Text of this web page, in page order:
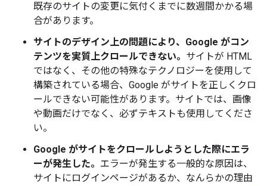
既存のサイトの変更に気付くまでに数週間かかる場
合があります。
サイトのデザイン上の問題により、Google がコン
テンツを実質上クロールできない。 サイトが HTML
ではなく、その他の特殊なテクノロジーを使用して
構築されている場合、Google がサイトを正しくクロ
ールできない可能性があります。サイトでは、画像
や動画だけでなく、必ずテキストも使用してくださ
い。
Google がサイトをクロールしようとした際にエラ
ーが発生した。 エラーが発生する一般的な原因は、
サイトにログインページがあるか、なんらかの理由